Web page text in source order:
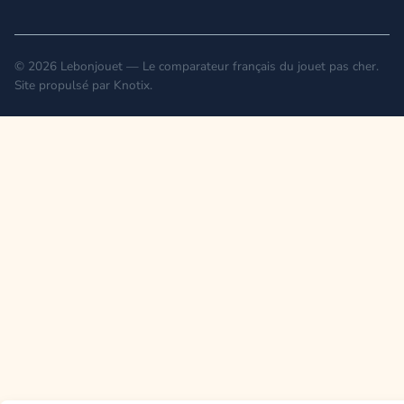
© 2026 Lebonjouet — Le comparateur français du jouet pas cher.
Site propulsé par Knotix.